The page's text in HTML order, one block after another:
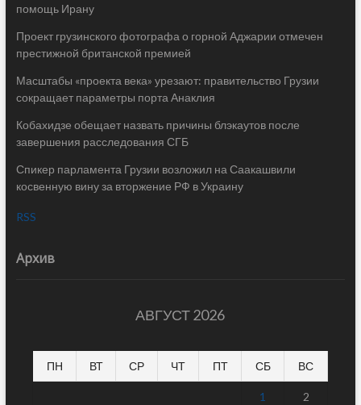
помощь Ирану
Проект грузинского фотографа о горной Аджарии отмечен
престижной британской премией
Масштабы «проекта века» урезают: правительство Грузии
сокращает параметры порта Анаклия
Кобахидзе обещает назвать причины блэкаутов после
завершения расследования СГБ
Спикер парламента Грузии возложил на Саакашвили
косвенную вину за вторжение РФ в Украину
RSS
Архив
АВГУСТ 2026
ПН ВТ СР ЧТ ПТ СБ ВС
1 2